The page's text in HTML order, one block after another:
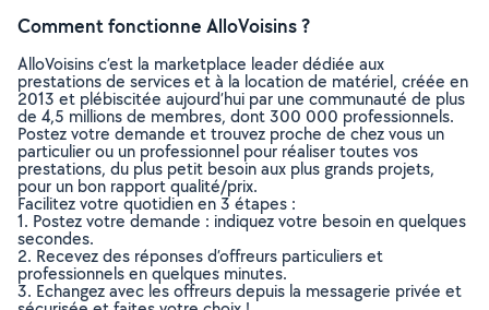
Comment fonctionne AlloVoisins ?
AlloVoisins c’est la marketplace leader dédiée aux
prestations de services et à la location de matériel, créée en
2013 et plébiscitée aujourd’hui par une communauté de plus
de 4,5 millions de membres, dont 300 000 professionnels.
Postez votre demande et trouvez proche de chez vous un
particulier ou un professionnel pour réaliser toutes vos
prestations, du plus petit besoin aux plus grands projets,
pour un bon rapport qualité/prix.
Facilitez votre quotidien en 3 étapes :
1. Postez votre demande : indiquez votre besoin en quelques
secondes.
2. Recevez des réponses d’offreurs particuliers et
professionnels en quelques minutes.
3. Echangez avec les offreurs depuis la messagerie privée et